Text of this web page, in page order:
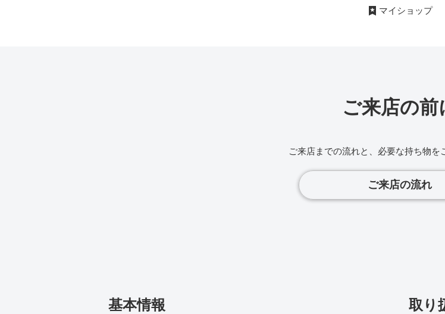
マイショップ
ご来店の前
ご来店までの流れと、必要な持ち物を
ご来店の流れ
基本情報 取り